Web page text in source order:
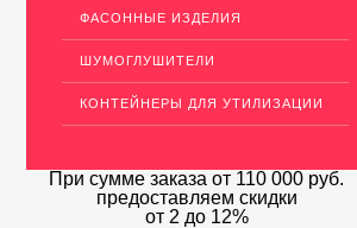
ФАСОННЫЕ ИЗДЕЛИЯ
ШУМОГЛУШИТЕЛИ
КОНТЕЙНЕРЫ ДЛЯ УТИЛИЗАЦИИ
При сумме заказа от 110 000 руб.
предоставляем скидки
от 2 до 12%